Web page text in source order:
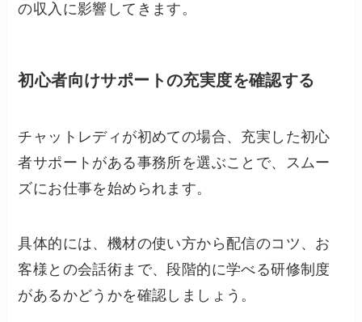
の収入に影響してきます。
初心者向けサポートの充実度を確認する
チャットレディが初めての場合、充実した初心
者サポートがある事務所を選ぶことで、スムー
ズにお仕事を始められます。
具体的には、機材の使い方から配信のコツ、お
客様との会話術まで、段階的に学べる研修制度
があるかどうかを確認しましょう。